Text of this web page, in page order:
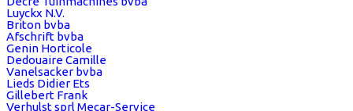
Luyckx N.V.
Briton bvba
Afschrift bvba
Genin Horticole
Dedouaire Camille
Vanelsacker bvba
Lieds Didier Ets
Gillebert Frank
Verhulst sprl Mecar-Service